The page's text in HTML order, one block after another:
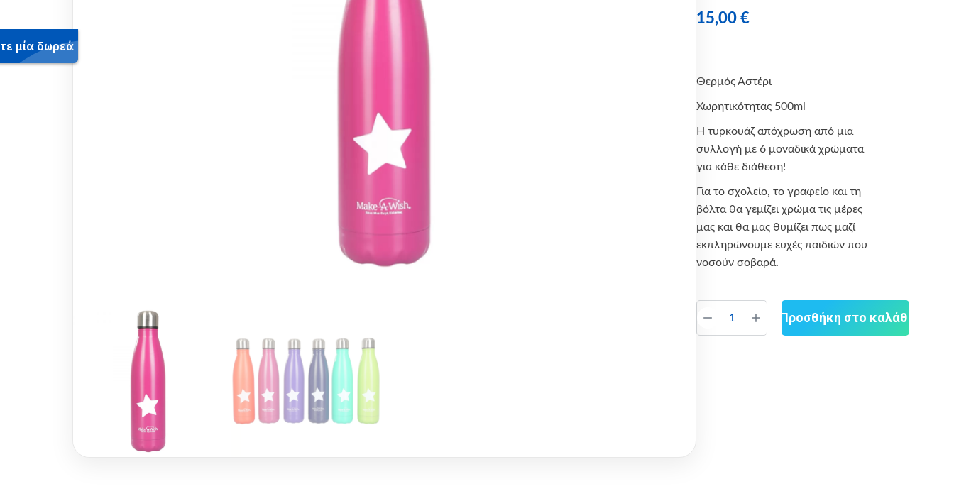
15,00€
Θερμός Αστέρι
Χωρητικότητας 500ml
Η τυρκουάζ απόχρωση από μια
συλλογή με 6 μοναδικά χρώματα
για κάθε διάθεση!
Για το σχολείο, το γραφείο και τη
βόλτα θα γεμίζει χρώμα τις μέρες
μας και θα μας θυμίζει πως μαζί
εκπληρώνουμε ευχές παιδιών που
νοσούν σοβαρά.
Προσθήκη στο καλάθι